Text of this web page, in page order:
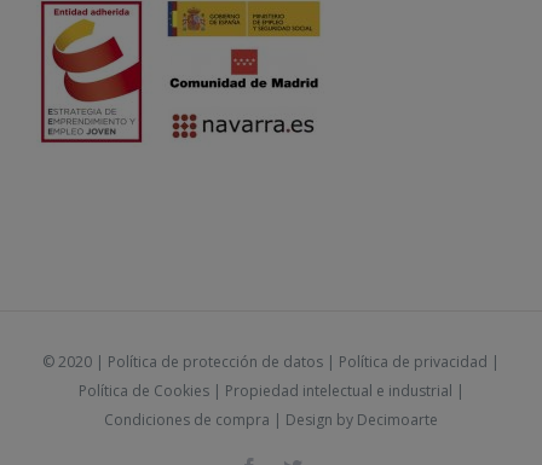
© 2020 | Política de protección de datos | Política de privacidad |
Política de Cookies| Propiedad intelectual e industrial |
Condiciones de compra | Design by Decimoarte